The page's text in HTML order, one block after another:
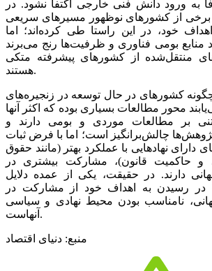
به ورود دانش فنی خارجی اکتفا نشود. در
برخی از کشورهای نوظهور مسیرهای سریعی
خود، در این راستا طی کرده‌‌‌اند؛ اما
منابع بومی فناوری و ظرفیت‌ها رنج می‌برند
منتقل‌شده از کشورهای پیشرفته متکی
هستند.
کشورهای در حال توسعه در زنجیره‌‌‌های
محور مطالعات بسیاری بوده که اکثر آنها
بر مطالعات موردی و بومی دارند و
چالش‌برانگیز است؛ اما با فرض ثبات
دارای نهادهایی با عملکرد بهتر (مانند حقوق
حاکمیت قانون)، مشارکت بیشتری در
دارند. در حقیقت، یکی از عمده دلایل
در رسیدن به اهداف خود از مشارکت در
نامناسب بودن محیط نهادی و سیاسی
آنهاست.
منبع: دنیای اقتصاد